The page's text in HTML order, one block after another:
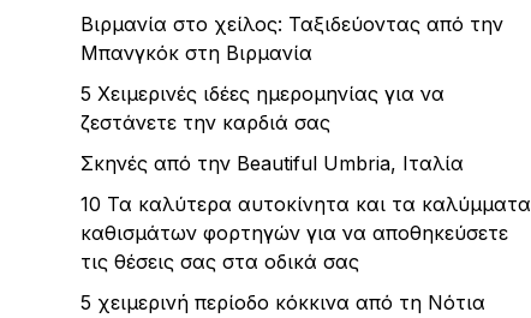
Βιρμανία στο χείλος: Ταξιδεύοντας από την
Μπανγκόκ στη Βιρμανία
5 Χειμερινές ιδέες ημερομηνίας για να
ζεστάνετε την καρδιά σας
Σκηνές από την Beautiful Umbria, Ιταλία
10 Τα καλύτερα αυτοκίνητα και τα καλύμματα
καθισμάτων φορτηγών για να αποθηκεύσετε
τις θέσεις σας στα οδικά σας
5 χειμερινή περίοδο κόκκινα από τη Νότια